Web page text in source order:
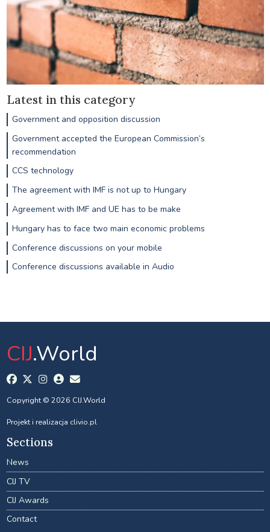
Latest in this category
Government and opposition discussion
Government accepted the European Commission’s
recommendation
CCS technology
The agreement with IMF is not up to Hungary
Agreement with IMF and UE has to be make
Hungary has to face two main economic problems
Conference discussions on your mobile
Conference discussions available in Audio
CIJ.World
Copyright © 2026 CIJ.World
Projekt i realizacja clivio.pl
Sections
News
CIJ TV
CIJ Awards
Contact